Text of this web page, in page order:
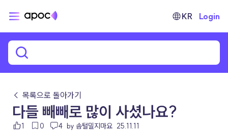
KR Login
← 목록으로 돌아가기
다들 빼빼로 많이 사셨나요?
1 0 4 by 솜털밀지마요 25.11.11